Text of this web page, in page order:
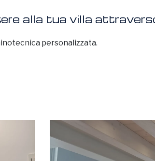
alla tua villa
personalizzata.